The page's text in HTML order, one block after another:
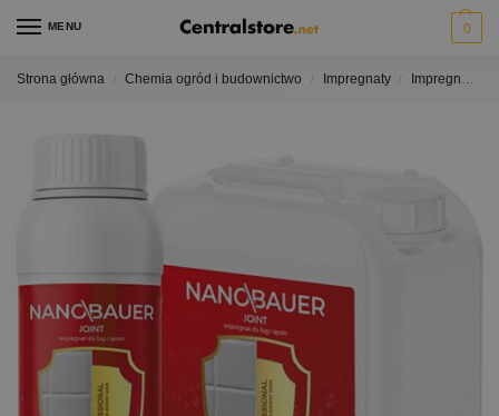
MENU 0
Strona główna Chemia ogród i budownictwo Impregnaty Impregnaty do gipsu i fugi